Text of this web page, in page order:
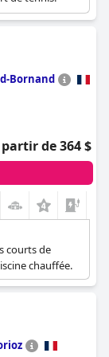
Bornand
de 364 $
courts de
chauffée.